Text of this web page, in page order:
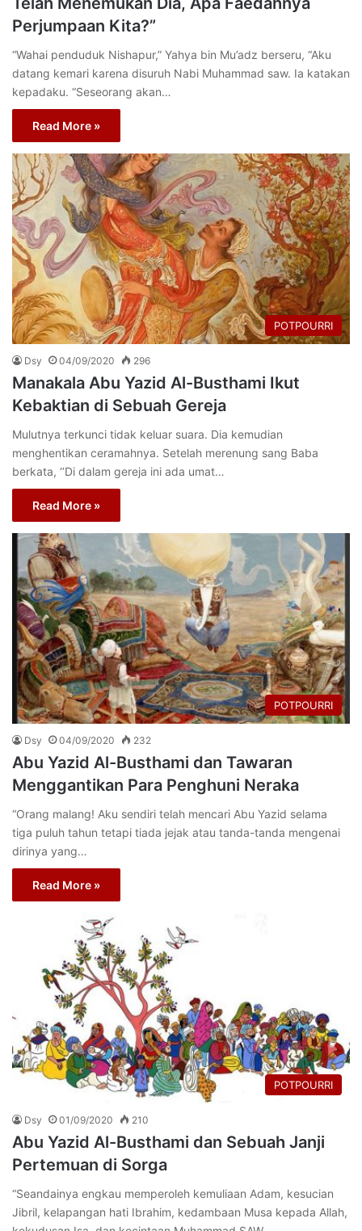
Perjumpaan Kita?”
“Wahai penduduk Nishapur,” Yahya bin Mu’adz berseru, “Aku
datang kemari karena disuruh Nabi Muhammad saw. Ia katakan
kepadaku. “Seseorang akan…
Read More »
POTPOURRI
Dsy 04/09/2020 296
Manakala Abu Yazid Al-Busthami Ikut
Kebaktian di Sebuah Gereja
Mulutnya terkunci tidak keluar suara. Dia kemudian
menghentikan ceramahnya. Setelah merenung sang Baba
berkata, ‘’Di dalam gereja ini ada umat…
Read More »
POTPOURRI
Dsy 04/09/2020 232
Abu Yazid Al-Busthami dan Tawaran
Menggantikan Para Penghuni Neraka
“Orang malang! Aku sendiri telah mencari Abu Yazid selama
tiga puluh tahun tetapi tiada jejak atau tanda-tanda mengenai
dirinya yang…
Read More »
POTPOURRI
Dsy 01/09/2020 210
Abu Yazid Al-Busthami dan Sebuah Janji
Pertemuan di Sorga
“Seandainya engkau memperoleh kemuliaan Adam, kesucian
Jibril, kelapangan hati Ibrahim, kedambaan Musa kepada Allah,